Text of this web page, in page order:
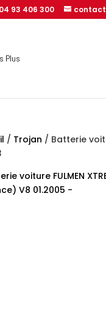
04 93 406 300
/ Trojan / Batterie